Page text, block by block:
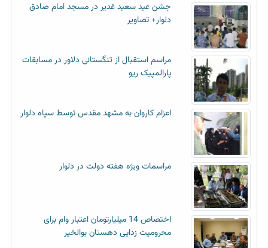
جشن عید سعید غدیر در مسجد امام صادق
دلوار+ تصاویر
مراسم استقبال از تنگستانی دلاور در مسابقات
پارالمپیک ریو
اعزام کاروان به مشهد مقدس توسط سپاه دلوار
مراسمات ویژه هفته دولت در دلوار
اختصاص 14 میلیارتومان اعتبار وام برای
محرومیت زدایی دهستان بوالخیر